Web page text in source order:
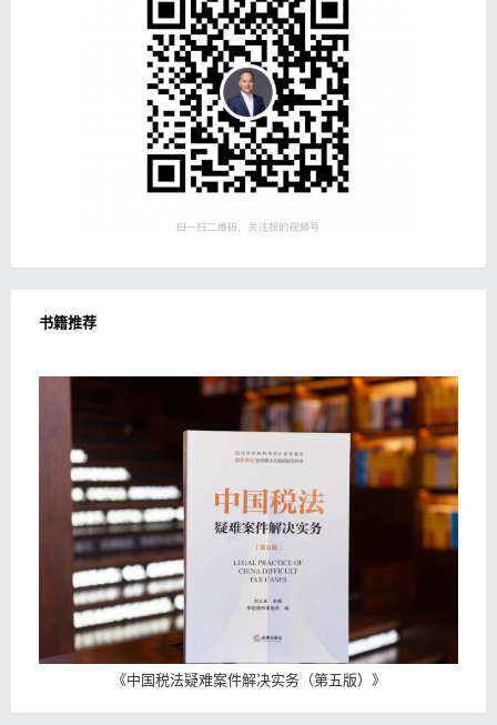
书籍推荐
《中国税法疑难案件解决实务（第五版） 》